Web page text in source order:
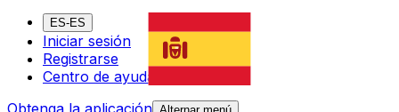
ES-ES
Iniciar sesión
Registrarse
Centro de ayuda